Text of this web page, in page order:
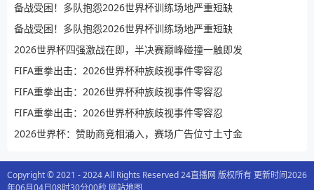
备战受困！多队抱怨2026世界杯训练场地严重短缺
备战受困！多队抱怨2026世界杯训练场地严重短缺
2026世界杯四强激战在即，半决赛巅峰碰撞一触即发
FIFA重拳出击：2026世界杯种族歧视事件零容忍
FIFA重拳出击：2026世界杯种族歧视事件零容忍
FIFA重拳出击：2026世界杯种族歧视事件零容忍
2026世界杯：赞助商竞相涌入，赛场广告位寸土寸金
Copyright © 2021 - 2024 All Rights Reserved 24直播网 版权所有 更新时间2026
年06月04日08时30分00秒 网站地图